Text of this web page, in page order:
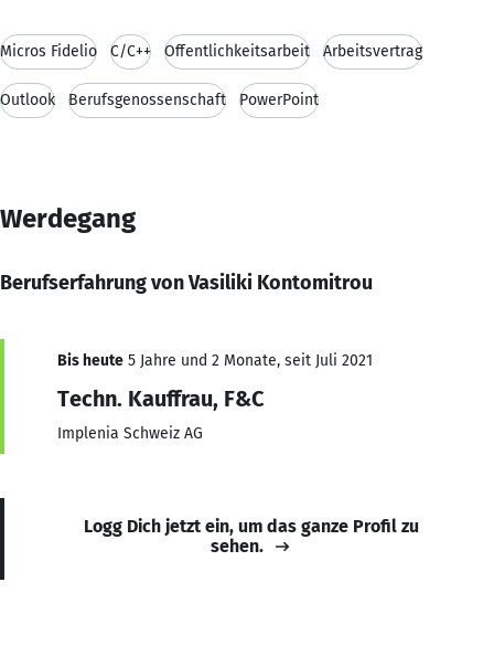
Micros Fidelio C/C++ Öffentlichkeitsarbeit Arbeitsvertrag
Outlook Berufsgenossenschaft PowerPoint
Werdegang
Berufserfahrung von Vasiliki Kontomitrou
Bis heute 5 Jahre und 2 Monate, seit Juli 2021
Techn. Kauffrau, F&C
Implenia Schweiz AG
Logg Dich jetzt ein, um das ganze Profil zu
sehen.